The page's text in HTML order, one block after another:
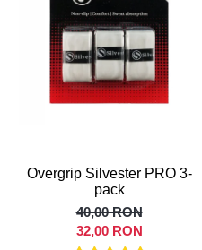
Overgrip Silvester PRO 3-
pack
40,00 RON
32,00 RON